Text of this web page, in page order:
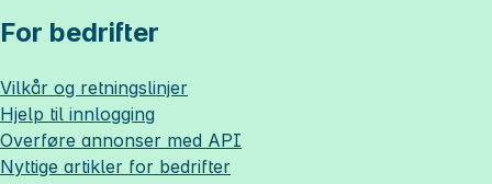
For bedrifter
Vilkår og retningslinjer
Hjelp til innlogging
Overføre annonser med API
Nyttige artikler for bedrifter